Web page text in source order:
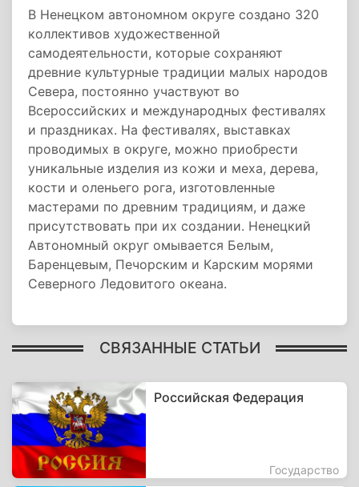
В Ненецком автономном округе создано 320
коллективов художественной
самодеятельности, которые сохраняют
древние культурные традиции малых народов
Севера, постоянно участвуют во
Всероссийских и международных фестивалях
и праздниках. На фестивалях, выставках
проводимых в округе, можно приобрести
уникальные изделия из кожи и меха, дерева,
кости и оленьего рога, изготовленные
мастерами по древним традициям, и даже
присутствовать при их создании. Ненецкий
Автономный округ омывается Белым,
Баренцевым, Печорским и Карским морями
Северного Ледовитого океана.
СВЯЗАННЫЕ СТАТЬИ
Российская Федерация
Государство